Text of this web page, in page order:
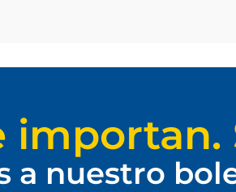
importan.
a nuestro